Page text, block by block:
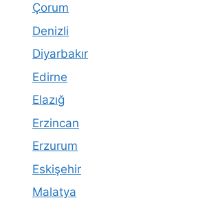
Çorum
Denizli
Diyarbakır
Edirne
Elazığ
Erzincan
Erzurum
Eskişehir
Malatya